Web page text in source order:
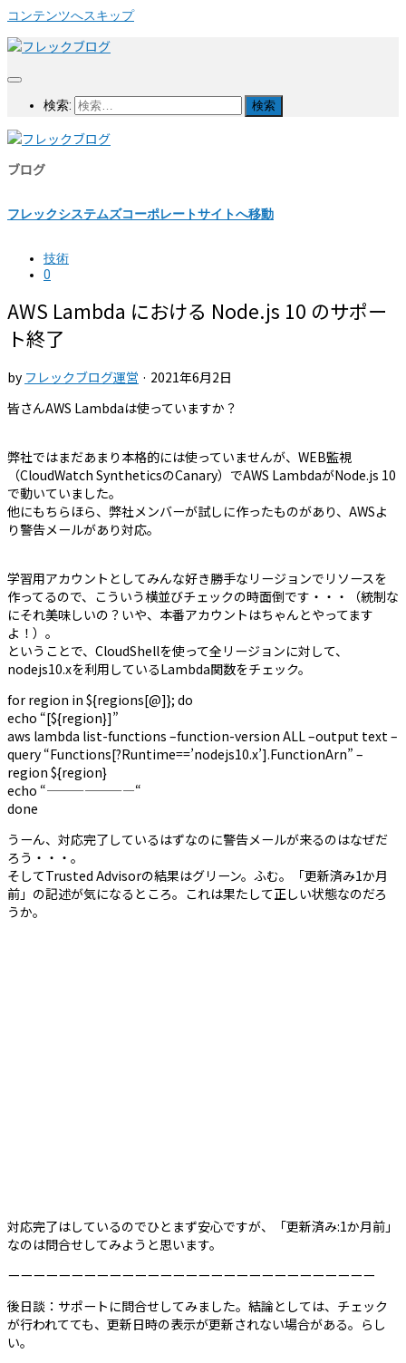
コンテンツへスキップ
検索:
ブログ
フレックシステムズコーポレートサイトへ移動
技術
0
AWS Lambda における Node.js 10 のサポー
ト終了
by フレックブログ運営 · 2021年6月2日
皆さんAWS Lambdaは使っていますか？
弊社ではまだあまり本格的には使っていませんが、WEB監視
（CloudWatch SyntheticsのCanary）でAWS LambdaがNode.js 10
で動いていました。
他にもちらほら、弊社メンバーが試しに作ったものがあり、AWSよ
り警告メールがあり対応。
学習用アカウントとしてみんな好き勝手なリージョンでリソースを
作ってるので、こういう横並びチェックの時面倒です・・・（統制な
にそれ美味しいの？いや、本番アカウントはちゃんとやってます
よ！）。
ということで、CloudShellを使って全リージョンに対して、
nodejs10.xを利用しているLambda関数をチェック。
for region in ${regions[@]}; do
echo “[${region}]”
aws lambda list-functions –function-version ALL –output text –
query “Functions[?Runtime==’nodejs10.x’].FunctionArn” –
region ${region}
echo “———————“
done
うーん、対応完了しているはずなのに警告メールが来るのはなぜだ
ろう・・・。
そしてTrusted Advisorの結果はグリーン。ふむ。「更新済み1か月
前」の記述が気になるところ。これは果たして正しい状態なのだろ
うか。
対応完了はしているのでひとまず安心ですが、「更新済み:1か月前」
なのは問合せしてみようと思います。
ーーーーーーーーーーーーーーーーーーーーーーーーーーーーー
後日談：サポートに問合せしてみました。結論としては、チェック
が行われてても、更新日時の表示が更新されない場合がある。らし
い。